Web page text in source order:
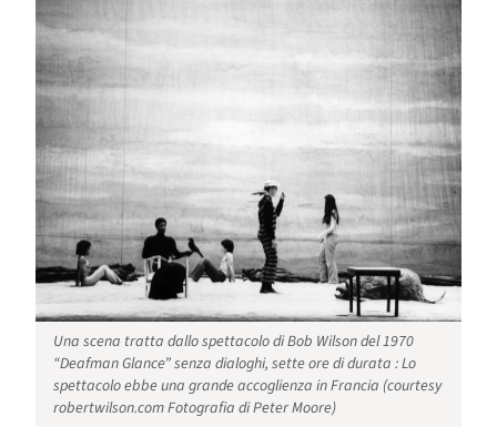
Una scena tratta dallo spettacolo di Bob Wilson del 1970
“Deafman Glance” senza dialoghi, sette ore di durata : Lo
spettacolo ebbe una grande accoglienza in Francia (courtesy
robertwilson.comFotografia di Peter Moore)